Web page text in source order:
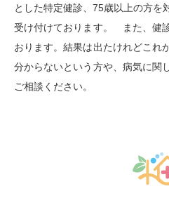
とした特定健診、75歳以上の方を
受け付けております。 また、健
おります。結果は出たけれどこれ
分からないという方や、病気に関
ご相談ください。